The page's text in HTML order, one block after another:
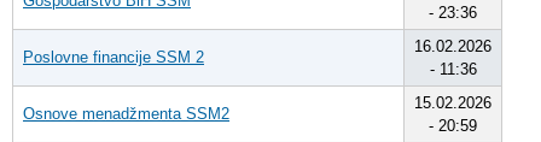
- 23:36
Poslovne financije SSM 2
16.02.2026
- 11:36
Osnove menadžmenta SSM2
15.02.2026
- 20:59